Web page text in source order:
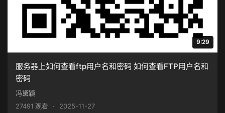
9:29
服务器上如何查看ftp用户名和密码 如何查看FTP用户名和
密码
冯黛颖
27491 观看
· 2025-11-27